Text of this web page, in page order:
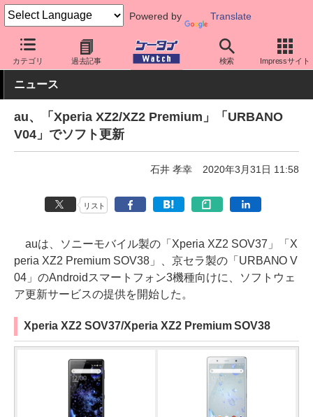
Powered by Translate
カテゴリ 過去記事 検索 Impressサイト
ケータイ Watch キャリア au ソフト更新
ニュース
au、「Xperia XZ2/XZ2 Premium」「URBANO
V04」でソフト更新
石井 孝幸 2020年3月31日 11:58
リスト
auは、ソニーモバイル製の「Xperia XZ2 SOV37」「X
peria XZ2 Premium SOV38」、京セラ製の「URBANO V
04」のAndroidスマートフォン3機種向けに、ソフトウェ
ア更新サービスの提供を開始した。
Xperia XZ2 SOV37/Xperia XZ2 Premium SOV38